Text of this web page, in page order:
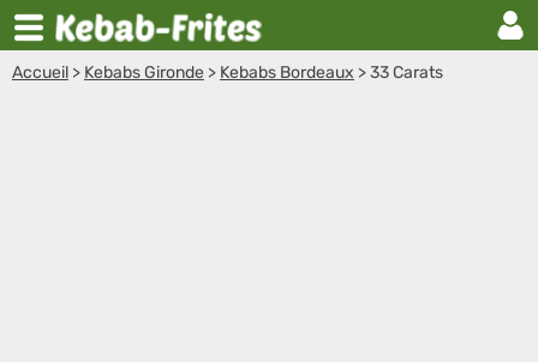
Accueil > Kebabs Gironde > Kebabs Bordeaux >33 Carats